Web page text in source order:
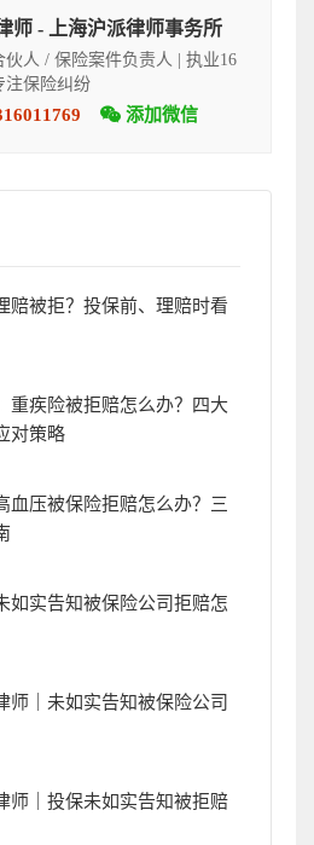
师 - 上海沪派律师事务所
伙人 / 保险案件负责人 | 执业16
注保险纠纷
添加微信
赔被拒？投保前、理赔时看
重疾险被拒赔怎么办？四大
对策略
血压被保险拒赔怎么办？三
如实告知被保险公司拒赔怎
师｜未如实告知被保险公司
师｜投保未如实告知被拒赔